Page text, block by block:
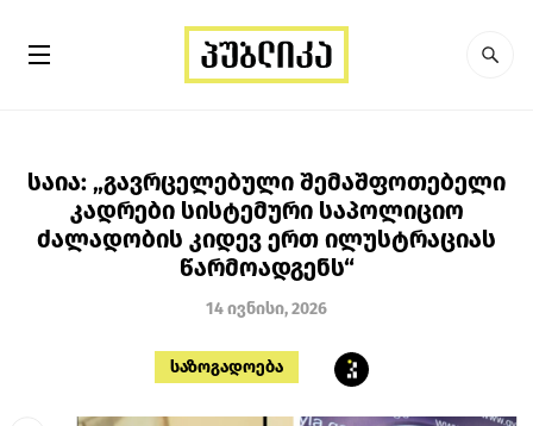
საია: „გავრცელებული შემაშფოთებელი
კადრები სისტემური საპოლიციო
ძალადობის კიდევ ერთ ილუსტრაციას
წარმოადგენს“
14 ივნისი, 2026
საზოგადოება